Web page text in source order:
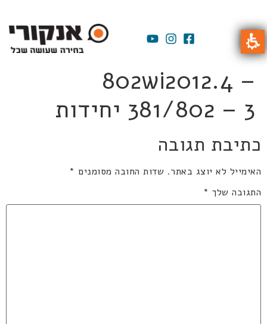
802wi2012.4 –
381/802 – 3 יחידות
כתיבת תגובה
האימייל לא יוצג באתר. שדות החובה מסומנים *
התגובה שלך *